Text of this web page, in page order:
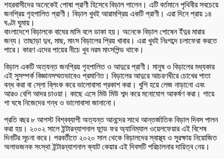
শহরবাসীদের অনেকেই পোষা প্রাণী হিসেবে বিড়াল পালেন। এটি বর্তমানে পৃথিবীর সবচেয়ে
জনপ্রিয় গৃহপালিত প্রাণী। বিড়াল খুবই আরামপ্রিয় একটি প্রাণী। এরা দিনে প্রায় ১৪
ঘণ্টা ঘুমায়।
বাংলাদেশে বিড়ালকে বাঘের মাসি বলে ডাকা হয়। অনেকে বিড়াল পোষেন ইঁদুর মারার
জন্য। তাছাড়া দুধ, মাছ, মাংস বিড়ালের প্রিয় খাবার। এরা খুবই নিঃশব্দে চলাফেরা করতে
পারে। কারণ এদের পায়ের নীচে খুব নরম মাংসপিন্ড থাকে।
বিড়াল একটি অত্যন্ত জনপ্রিয় গৃহপালিত ও আদুরে প্রাণী। মানুষ ও বিড়ালের মধ্যকার
এই সুসম্পর্ক বিজ্ঞানসম্মতভাবেও প্রমাণিত। বিড়ালের আদুরে আচরণধীরে চোখের পাতা
বন্ধ করা বা স্লো ব্লিংক করে ভালোবাসা প্রকাশ করা। খুশি হয়ে লেজ নাড়ানো এবং
আরও বেশি আদর চাওয়া। কাছে এসে মিউ মিউ শব্দ করে মনোযোগ আকর্ষণ করা। গায়ে
গা ঘষে নিজেদের গন্ধ ও ভালোবাসা জানানো।
প্রতি বছর ৮ আগস্ট বিশ্বব্যাপী অত্যন্ত আনন্দের সাথে আন্তর্জাতিক বিড়াল দিবস পালন
করা হয়। ২০০২ সালে ইন্টারন্যাশনাল ফান্ড ফর অ্যানিম্যাল ওয়েলফেয়ার এই বিশেষ
দিনটির সূচনা করে। পরবর্তীতে ২০২০ সাল থেকে বিড়ালদের স্বাস্থ্য ও সুরক্ষায় নিয়োজিত
অলাভজনক সংস্থা ইন্টারন্যাশনাল ক্যাট কেয়ার এই দিবসটি পরিচালনার দায়িত্ব নেয়।